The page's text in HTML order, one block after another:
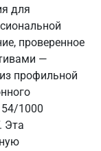
для
проверенное
—
профильной
1000
Эта